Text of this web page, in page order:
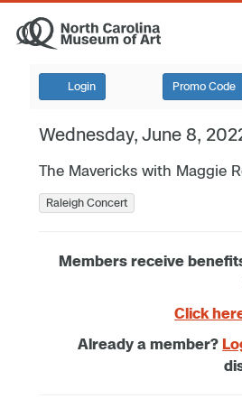
Login Promo Code
Wednesday, June 8,
The Mavericks with Maggie
Raleigh Concert
Members receive
Click
Already a member?